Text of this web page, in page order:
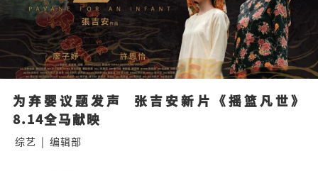
为弃婴议题发声  张吉安新片《摇篮凡世》
8.14全马献映
综艺 | 编辑部